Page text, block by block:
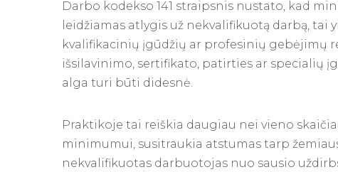
Darbo kodekso 141 straipsnis nustato, kad
leidžiamas atlygis už nekvalifikuotą darbą,
kvalifikacinių įgūdžių ar profesinių gebėjimų
išsilavinimo, sertifikato, patirties ar specialių
alga turi būti didesnė.
Praktikoje tai reiškia daugiau nei vieno
minimumui, susitraukia atstumas tarp
nekvalifikuotas darbuotojas nuo sausio